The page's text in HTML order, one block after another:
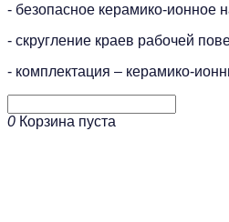
- безопасное керамико-ионное
- скругление краев рабочей
- комплектация – керамико-
0 Корзина пуста